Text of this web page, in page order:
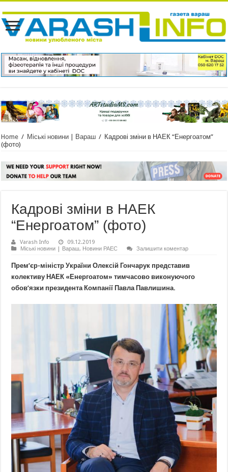
Home / Міські новини | Вараш / Кадрові зміни в НАЕК “Енергоатом”
(фото)
Кадрові зміни в НАЕК
“Енергоатом” (фото)
Varash Info
09.12.2019
Міські новини | Вараш, Новини РАЕС Залишити коментар
Прем’єр-міністр України Олексій Гончарук представив
колективу НАЕК «Енергоатом» тимчасово виконуючого
обов’язки президента Компанії Павла Павлишина.